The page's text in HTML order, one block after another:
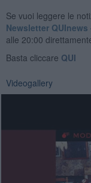
Se vuoi leggere le
Newsletter
alle 20:00
Basta cliccare QUI
Videogallery